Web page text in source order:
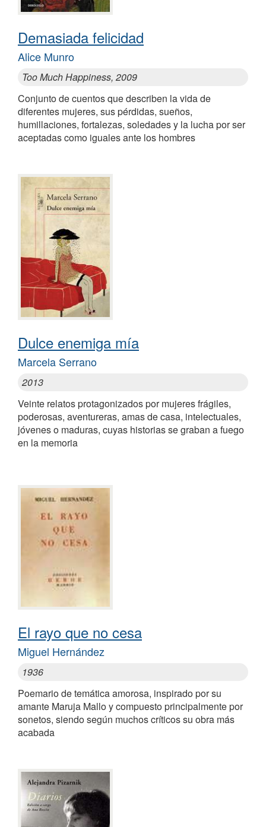
Demasiada felicidad
Alice Munro
Too Much Happiness, 2009
Conjunto de cuentos que describen la vida de
diferentes mujeres, sus pérdidas, sueños,
humillaciones, fortalezas, soledades y la lucha por ser
aceptadas como iguales ante los hombres
Dulce enemiga mía
Marcela Serrano
2013
Veinte relatos protagonizados por mujeres frágiles,
poderosas, aventureras, amas de casa, intelectuales,
jóvenes o maduras, cuyas historias se graban a fuego
en la memoria
El rayo que no cesa
Miguel Hernández
1936
Poemario de temática amorosa, inspirado por su
amante Maruja Mallo y compuesto principalmente por
sonetos, siendo según muchos críticos su obra más
acabada